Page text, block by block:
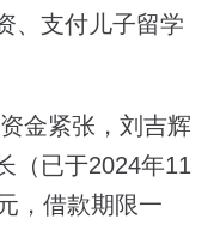
、支付儿子留学
金紧张，刘吉辉
（已于2024年11
，借款期限一